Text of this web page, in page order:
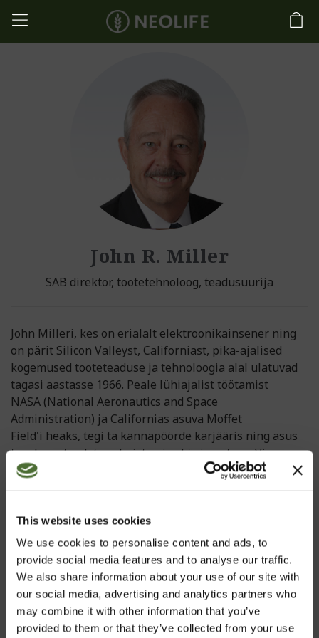
This website uses cookies
We use cookies to personalise content and ads, to
provide social media features and to analyse our traffic.
We also share information about your use of our site with
our social media, advertising and analytics partners who
may combine it with other information that you’ve
provided to them or that they’ve collected from your use
John R. Miller
SAB direktor, tootetehnoloog, teadusuurija
John Milleri, kes on erialalt elektroonikainsener ning
on pärit Silicon Valleyst, Californiast, pika-ajalised
kogemused tooteteaduse ja tehnoloogia alal ulatuvad
tagasi aastasse 1966. Peale lühiajalist töötamist
NASA (National Aeronautics and Space
Administration) ja Californias asuva Moffet
Field'i heaks, tegi ta kannapöörde karjääris ning asus
tegelema toodete valmistamise küsimustega. Vice
President of Science and Technology ametipostil on
Internationali jaoks uurimustööde ning turundamise
organiseerimine.
Enam kui 40-aastase karjääri jooksul on John Miller
uurinud, välja arendanud ja turustanud üle 500 toote
enam kui 50-s riigis üle kogu maailma. Ta teeb tihedat
koostööd Washingtonis asuva Vastutustundliku